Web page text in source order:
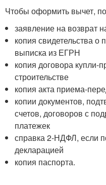
Чтобы оформить вычет,
заявление на возврат
копия свидетельства о
выписка из ЕГРН
копия договора купли-
строительстве
копия акта приема-
копии документов,
счетов, договоров с
платежек
справка 2-НДФЛ, если
декларацией
копия паспорта.